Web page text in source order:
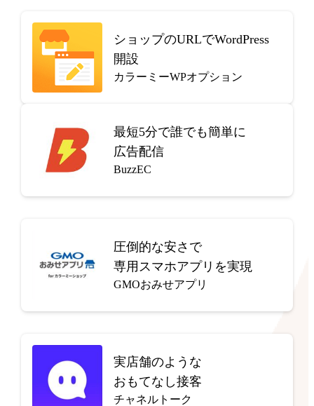
ショップのURLでWordPress
開設
カラーミーWPオプション
最短5分で誰でも簡単に
広告配信
BuzzEC
圧倒的な安さで
専用スマホアプリを実現
GMOおみせアプリ
実店舗のような
おもてなし接客
チャネルトーク